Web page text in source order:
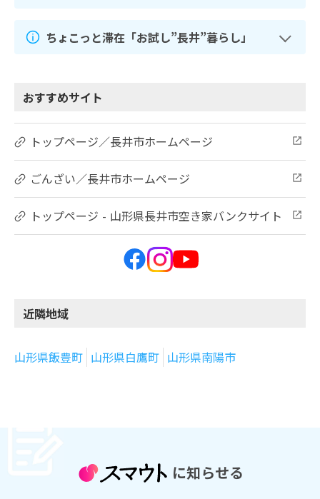
ちょこっと滞在「お試し”長井”暮らし」
おすすめサイト
トップページ／長井市ホームページ
ごんざい／長井市ホームページ
トップページ - 山形県長井市空き家バンクサイト
近隣地域
山形県飯豊町 山形県白鷹町 山形県南陽市
に知らせる